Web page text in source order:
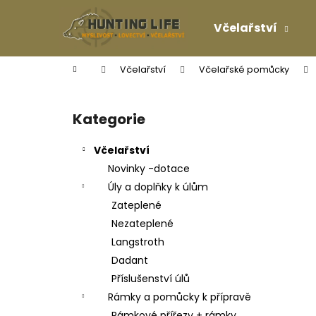
Včelařství
Domů Včelařství Včelařské pomůcky
Přeskočit
kategorie
Kategorie
Včelařství
Novinky -dotace
Úly a doplňky k úlům
Zateplené
Nezateplené
Langstroth
Dadant
Příslušenství úlů
Rámky a pomůcky k přípravě
í
Zpět
do
Zpět
do